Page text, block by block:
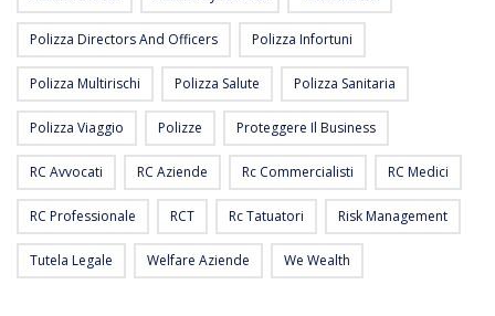
Polizza Directors And Officers Polizza Infortuni
Polizza Multirischi Polizza Salute Polizza Sanitaria
Polizza Viaggio Polizze Proteggere Il Business
RC Avvocati RC Aziende Rc Commercialisti RC Medici
RC Professionale RCT Rc Tatuatori Risk Management
Tutela Legale Welfare Aziende We Wealth